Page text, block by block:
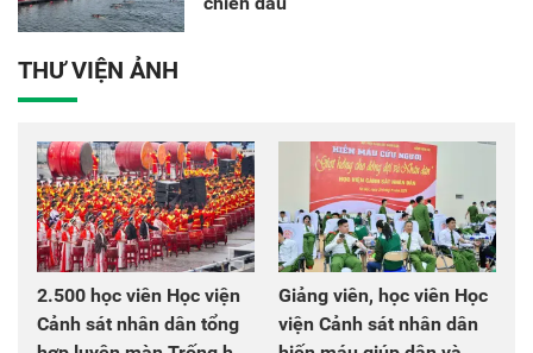
THƯ VIỆN ẢNH
2.500 học viên Học viện
Cảnh sát nhân dân tổng
Giảng viên, học viên Học
viện Cảnh sát nhân dân